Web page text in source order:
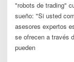
"robots de trading"
sueño: "Si usted
asesores expertos
se ofrecen a través
pueden